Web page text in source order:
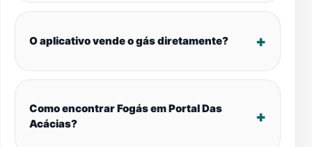
O aplicativo vende o gás diretamente?
Como encontrar Fogás em Portal Das
Acácias?